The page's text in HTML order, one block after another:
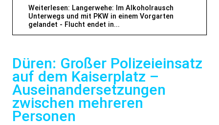
Weiterlesen: Langerwehe: Im Alkoholrausch
Unterwegs und mit PKW in einem Vorgarten
gelandet - Flucht endet in...
Düren: Großer Polizeieinsatz
auf dem Kaiserplatz –
Auseinandersetzungen
zwischen mehreren
Personen